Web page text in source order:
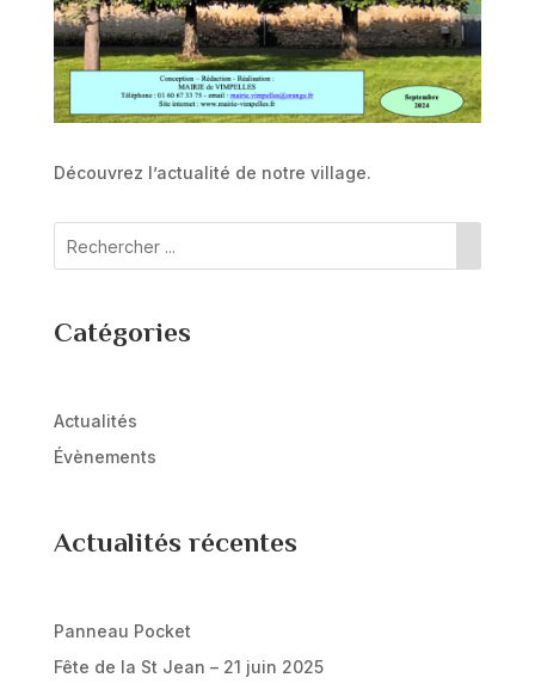
Découvrez l’actualité de notre village.
Catégories
Actualités
Évènements
Actualités récentes
Panneau Pocket
Fête de la St Jean – 21 juin 2025